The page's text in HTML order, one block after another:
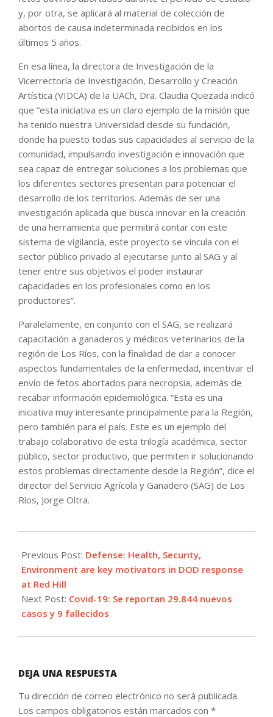
y, por otra, se aplicará al material de colección de
abortos de causa indeterminada recibidos en los
últimos 5 años.
En esa línea, la directora de Investigación de la
Vicerrectoría de Investigación, Desarrollo y Creación
Artística (VIDCA) de la UACh, Dra. Claudia Quezada indicó
que “esta iniciativa es un claro ejemplo de la misión que
ha tenido nuestra Universidad desde su fundación,
donde ha puesto todas sus capacidades al servicio de la
comunidad, impulsando investigación e innovación que
sea capaz de entregar soluciones a los problemas que
los diferentes sectores presentan para potenciar el
desarrollo de los territorios. Además de ser una
investigación aplicada que busca innovar en la creación
de una herramienta que permitirá contar con este
sistema de vigilancia, este proyecto se vincula con el
sector público privado al ejecutarse junto al SAG y al
tener entre sus objetivos el poder instaurar
capacidades en los profesionales como en los
productores”.
Paralelamente, en conjunto con el SAG, se realizará
capacitación a ganaderos y médicos veterinarios de la
región de Los Ríos, con la finalidad de dar a conocer
aspectos fundamentales de la enfermedad, incentivar el
envío de fetos abortados para necropsia, además de
recabar información epidemiológica. “Esta es una
iniciativa muy interesante principalmente para la Región,
pero también para el país. Este es un ejemplo del
trabajo colaborativo de esta trilogía académica, sector
público, sector productivo, que permiten ir solucionando
estos problemas directamente desde la Región”, dice el
director del Servicio Agrícola y Ganadero (SAG) de Los
Ríos, Jorge Oltra.
02-
02
Previous Post: Defense: Health, Security,
Environment are key motivators in DOD response
at Red Hill
Next Post: Covid-19: Se reportan 29.844 nuevos
casos y 9 fallecidos
DEJA UNA RESPUESTA
Tu dirección de correo electrónico no será publicada.
Los campos obligatorios están marcados con *